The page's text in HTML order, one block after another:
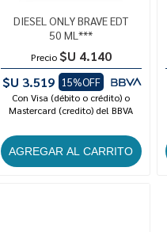
DIESEL ONLY BRAVE EDT
50 ML***
Precio $U 4.140
$U 3.519
15%OFF
Con Visa (débito o crédito) o
Mastercard (credito) del BBVA